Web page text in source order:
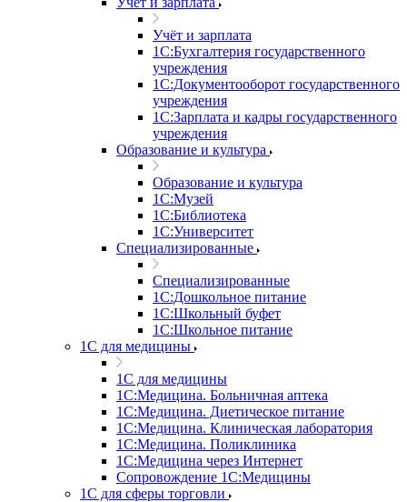
Учёт и зарплата
1С:Бухгалтерия государственного
учреждения
1С:Документооборот государственного
учреждения
1С:Зарплата и кадры государственного
учреждения
Образование и культура
Образование и культура
1С:Музей
1С:Библиотека
1С:Университет
Специализированные
Специализированные
1С:Дошкольное питание
1С:Школьный буфет
1С:Школьное питание
1С для медицины
1С для медицины
1С:Медицина. Больничная аптека
1С:Медицина. Диетическое питание
1С:Медицина. Клиническая лаборатория
1С:Медицина. Поликлиника
1С:Медицина через Интернет
Сопровождение 1С:Медицины
1С для сферы торговли